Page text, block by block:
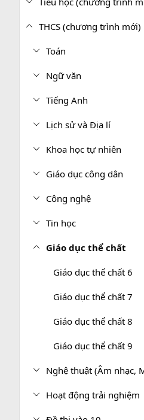
THCS (chương trình mới)
Toán
Ngữ văn
Tiếng Anh
Lịch sử và Địa lí
Khoa học tự nhiên
Giáo dục công dân
Công nghệ
Tin học
Giáo dục thể chất
Giáo dục thể chất 6
Giáo dục thể chất 7
Giáo dục thể chất 8
Giáo dục thể chất 9
Hoạt động trải nghiệm